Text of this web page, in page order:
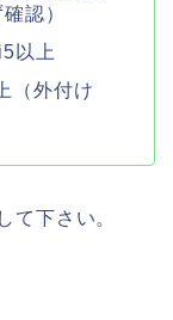
認）
以上
（外付け
て下さい。